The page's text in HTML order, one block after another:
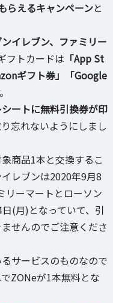
らえるキャンペーンと
イレブン、ファミリー
フトカードは 「App St
ギフト券」「Google
シートに無料引換券が印
忘れないようにしまし
商品1本と交換するこ
レブンは2020年9月8
リーマートとローソン
(月)となっていて、引
せんのでご注意くださ
サービスのものなので
ZONeが1本無料とな